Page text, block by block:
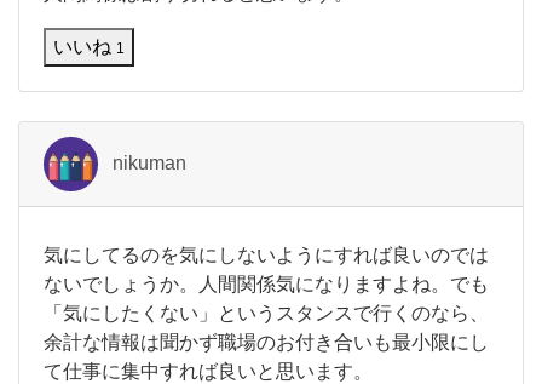
司
の
関
な
ど
様々
な
み
ュ
ニ
テ
を
作
る
こ
で
す
。
こ
いいね 1
nikuman
気
に
し
る
の
気にしてるのを気にしないようにすれば良いのでは
ないでしょうか。人間関係気になりますよね。でも
「気にしたくない」というスタンスで行くのなら、
余計な情報は聞かず職場のお付き合いも最小限にし
て仕事に集中すれば良いと思います。